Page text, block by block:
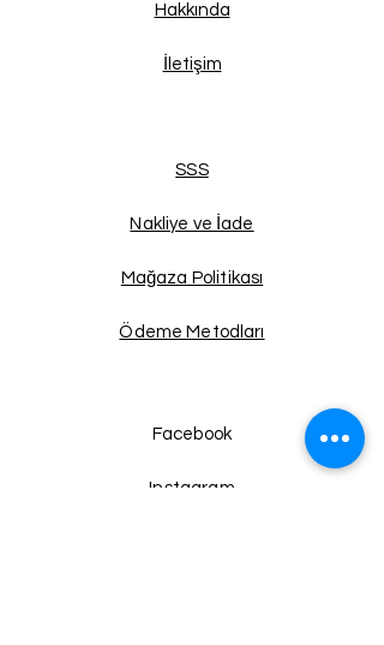
Hakkında
İletişim
SSS
Nakliye ve İade
Mağaza Politikası
Ödeme Metodları
Facebook
Instagram